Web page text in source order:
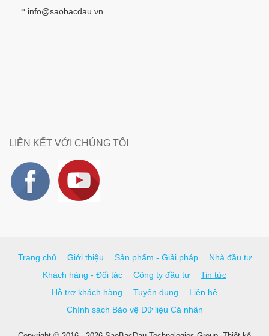
* info@saobacdau.vn
LIÊN KẾT VỚI CHÚNG TÔI
Trang chủ Giới thiệu Sản phẩm - Giải pháp
Nhà đầu tư
Khách hàng - Đối tác
Công ty đầu tư
Tin tức
Hỗ trợ khách hàng
Tuyển dụng
Liên hệ
Chính sách Bảo vệ Dữ liệu Cá nhân